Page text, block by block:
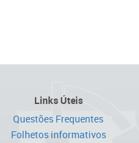
Links Úteis
Questões Frequentes
Folhetos informativos